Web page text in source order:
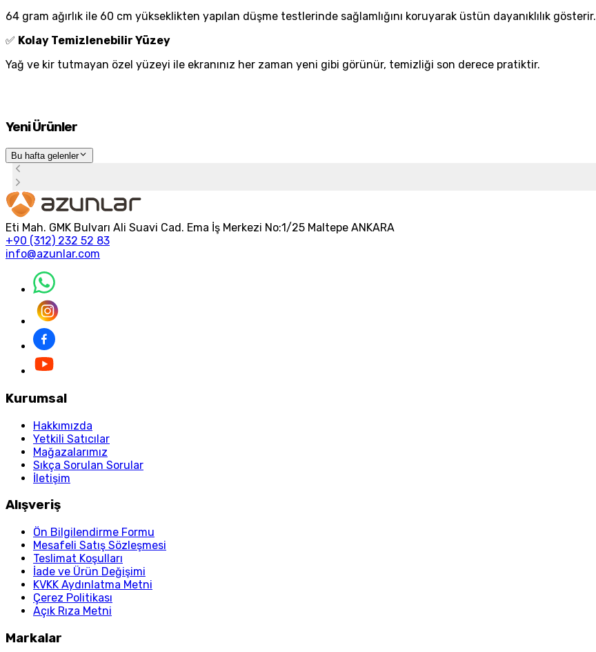
64 gram ağırlık ile 60 cm yükseklikten yapılan düşme testlerinde sağlamlığını koruyarak üstün dayanıklılık gösterir.
✅ Kolay Temizlenebilir Yüzey
Yağ ve kir tutmayan özel yüzeyi ile ekranınız her zaman yeni gibi görünür, temizliği son derece pratiktir.
Yeni Ürünler
Bu hafta gelenler
Eti Mah. GMK Bulvarı Ali Suavi Cad. Ema İş Merkezi No:1/25 Maltepe ANKARA
+90 (312) 232 52 83
info@azunlar.com
Kurumsal
Hakkımızda
Yetkili Satıcılar
Mağazalarımız
Sıkça Sorulan Sorular
İletişim
Alışveriş
Ön Bilgilendirme Formu
Mesafeli Satış Sözleşmesi
Teslimat Koşulları
İade ve Ürün Değişimi
KVKK Aydınlatma Metni
Çerez Politikası
Açık Rıza Metni
Markalar